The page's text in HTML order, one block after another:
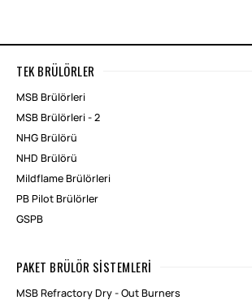
TEK BRÜLÖRLER
MSB Brülörleri
MSB Brülörleri - 2
NHG Brülörü
NHD Brülörü
Mildflame Brülörleri
PB Pilot Brülörler
GSPB
PAKET BRÜLÖR SISTEMLERI
MSB Refractory Dry - Out Burners